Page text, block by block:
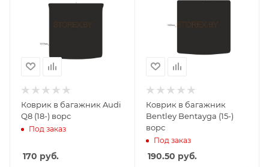
Коврик в багажник Audi
Q8 (18-) ворс
Под заказ
170 руб.
Коврик в багажник
Bentley Bentayga (15-)
ворс
Под заказ
190.50 руб.